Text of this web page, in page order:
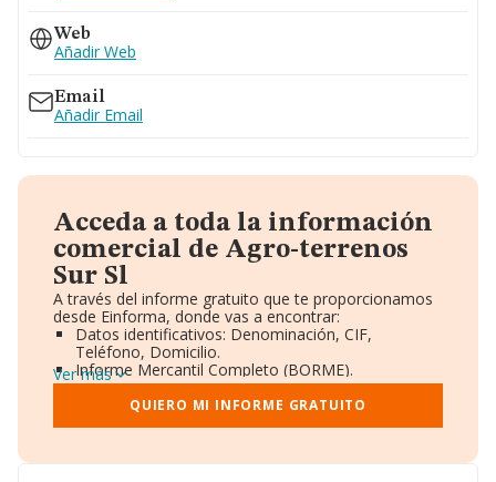
Web
Añadir Web
Email
Añadir Email
Acceda a toda la información
comercial de Agro-terrenos
Sur Sl
A través del informe gratuito que te proporcionamos
desde Einforma, donde vas a encontrar:
Datos identificativos: Denominación, CIF,
Teléfono, Domicilio.
Informe Mercantil Completo (BORME).
Gráficos de Evolución Ventas y Empleados.
Consejo de Administración y Administradores.
Directivos y Ejecutivos.
Ver más
QUIERO MI INFORME GRATUITO